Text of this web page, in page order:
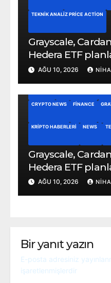
TEKNIK ANALIZ PRICE ACTION
Grayscale,
Hedera ETF
etti?AĞU 10, 2026
CRYPTO NEWS FINANCE
KRIPTO HABERLERI NEWS
Grayscale,
Hedera ETF
AĞU 10, 2026
Bir yanıt yazın
E-posta adresiniz
işaretlenmişlerdir